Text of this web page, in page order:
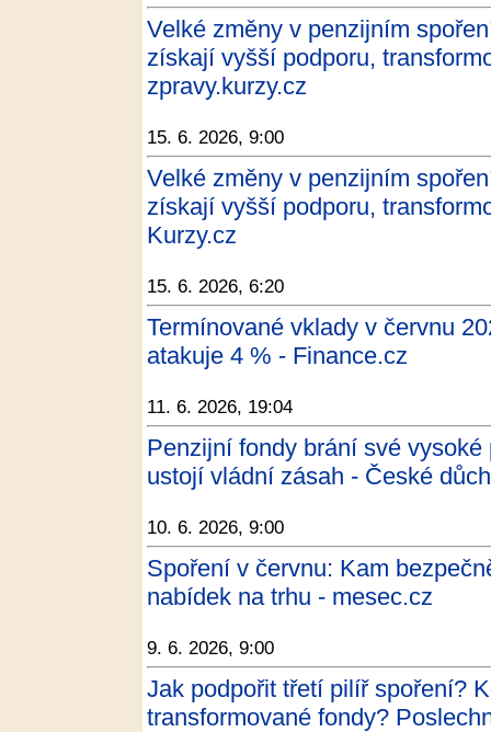
Velké změny v penzijním
získají vyšší podporu,
zpravy.kurzy.cz
15. 6. 2026, 9:00
Velké změny v penzijním
získají vyšší podporu,
Kurzy.cz
15. 6. 2026, 6:20
Termínované vklady v červnu
atakuje 4 % - Finance.cz
11. 6. 2026, 19:04
Penzijní fondy brání své
ustojí vládní zásah - České
10. 6. 2026, 9:00
Spoření v červnu: Kam
nabídek na trhu - mesec.cz
9. 6. 2026, 9:00
Jak podpořit třetí pilíř spoření?
transformované fondy?